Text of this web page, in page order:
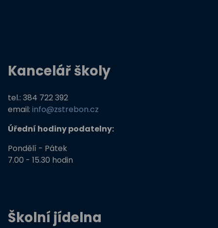
Kancelář školy
tel.: 384 722 392
email: info@zstrebon.cz
Úřední hodiny podatelny:
Pondělí - Pátek
7.00 - 15.30 hodin
Školní jídelna